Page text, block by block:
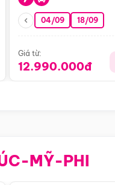
04/09 18/09
Giá từ:
12.990.000đ
MỸ-PHI